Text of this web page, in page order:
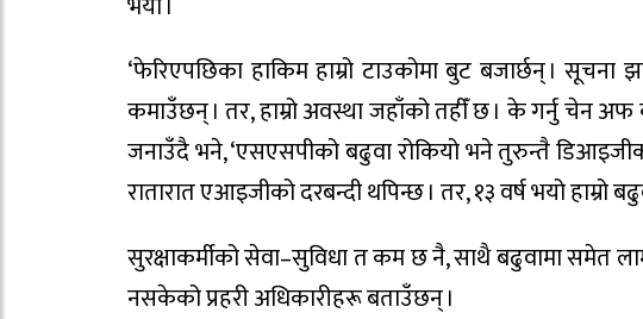
‘फेरिएपछिका हाकिम हाम्रो टाउकोमा बुट बजार्छन् ।
कमाउँछन् । तर, हाम्रो अवस्था जहाँको तहीँ छ । के गर्नु चेन अफ
जनाउँदै भने, ‘एसएसपीको बढुवा रोकियो भने तुरुन्तै
रातारात एआइजीको दरबन्दी थपिन्छ । तर, १३ वर्ष भयो
सुरक्षाकर्मीको सेवा–सुविधा त कम छ नै, साथै बढुवामा समेत
नसकेको प्रहरी अधिकारीहरू बताउँछन् ।